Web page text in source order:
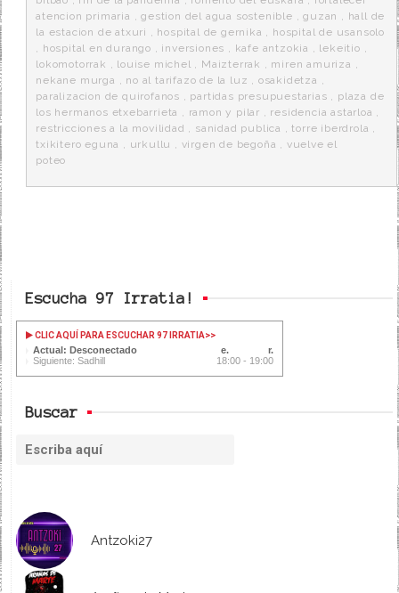
atencion primaria ,gestion del agua sostenible ,guzan , hall de
la estacion de atxuri , hospital de gernika , hospital de usansolo
, hospital en durango , inversiones , kafe antzokia , lekeitio ,
lokomotorrak , louise michel , Maizterrak , miren amuriza ,
nekane murga , no al tarifazo de la luz , osakidetza ,
paralizacion de quirofanos , partidas presupuestarias , plaza de
los hermanos etxebarrieta , ramon y pilar , residencia astarloa ,
restricciones a la movilidad , sanidad publica ,torre iberdrola ,
txikitero eguna , urkullu , virgen de begoña , vuelve el
poteo
Escucha 97 Irratia!
CLIC AQUÍ PARA ESCUCHAR 97 IRRATIA>>
Actual: Desconectado
Siguiente: Sadhill
18:00 - 19:00
Buscar
Antzoki27